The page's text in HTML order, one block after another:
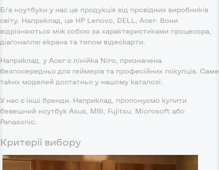
Б/в ноутбуки у нас це продукція від провідних виробників
світу. Наприклад, це HP Lenovo, DELL, Acer. Вони
відрізняються між собою за характеристиками процесора,
діагоналлю екрана та типом відеокарти.
Наприклад, у Acer є лінійка Niro, призначена
безпосередньо для геймерів та професійних покупців. Саме
таких моделей достатньо у нашому каталозі.
У нас є інші бренди. Наприклад, пропонуємо купити
бевешний ноутбук Asus, MSI, Fujitsu, Microsoft або
Panasonic.
Критерії вибору